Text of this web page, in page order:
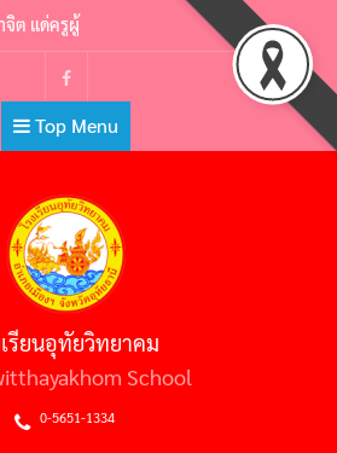
จิต แด่ครูผู้
การ ประจำปี
เพียร เกษียณสู่
เกมส์ (U.T.W.
ษาดูงาน คณะผู้
กษามัธยมศึกษา
ะโคนชัย
การะวันพ่อขุน
ราช และวัน
พระนเรศวร
Top Menu
เรียนอุทัยวิทยาคม
School
0-5651-1334